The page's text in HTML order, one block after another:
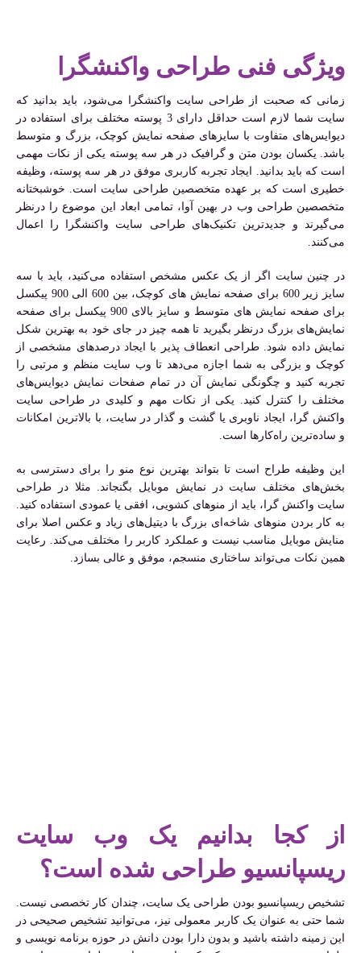
ویژگی فنی طراحی واکنشگرا
زمانی که صحبت از طراحی سایت واکنشگرا می‌شود، باید بدانید که
سایت شما لازم است حداقل دارای 3 پوسته مختلف برای استفاده در
دیوایس‌های متفاوت با سایزهای صفحه نمایش کوچک، بزرگ و متوسط
باشد. یکسان بودن متن و گرافیک در هر سه پوسته یکی از نکات مهمی
است که باید بدانید. ایجاد تجربه کاربری موفق در هر سه پوسته، وظیفه
خطیری است که بر عهده متخصصین طراحی سایت است. خوشبختانه
متخصصین طراحی وب در بهین آوا، تمامی ابعاد این موضوع را درنظر
می‌گیرند و جدیدترین تکنیک‌های طراحی سایت واکنشگرا را اعمال
می‌کنند.
در چنین سایت اگر از یک عکس مشخص استفاده می‌کنید، باید با سه
سایز زیر 600 برای صفحه نمایش های کوچک، بین 600 الی 900 پیکسل
برای صفحه نمایش های متوسط و سایز بالای 900 پیکسل برای صفحه
نمایش‌های بزرگ درنظر بگیرید تا همه چیز در جای خود به بهترین شکل
نمایش داده شود. طراحی انعطاف پذیر با ایجاد درصدهای مشخصی از
کوچک و بزرگی به شما اجازه می‌دهد تا وب سایت منظم و مرتبی را
تجربه کنید و چگونگی نمایش آن در تمام صفحات نمایش دیوایس‌های
مختلف را کنترل کنید. یکی از نکات مهم و کلیدی در طراحی سایت
واکنش گرا، ایجاد ناوبری یا گشت و گذار در سایت، با بالاترین امکانات
و ساده‌ترین راه‌کارها است.
این وظیفه طراح است تا بتواند بهترین نوع منو را برای دسترسی به
بخش‌های مختلف سایت در نمایش موبایل بگنجاند. مثلا در طراحی
سایت واکنش گرا، باید از منوهای کشویی، افقی یا عمودی استفاده کنید.
به کار بردن منوهای شاخه‌ای بزرگ با دیتیل‌های زیاد و عکس اصلا برای
منایش موبایل مناسب نیست و عملکرد کاربر را مختلف می‌کند. رعایت
همین نکات می‌تواند ساختاری منسجم، موفق و عالی بسازد.
از کجا بدانیم یک وب سایت
ریسپانسیو طراحی شده است؟
تشخیص ریسپانسیو بودن طراحی یک سایت، چندان کار تخصصی نیست.
شما حتی به عنوان یک کاربر معمولی نیز، می‌توانید تشخیص صحیحی در
این زمینه داشته باشید و بدون دارا بودن دانش در حوزه برنامه نویسی و